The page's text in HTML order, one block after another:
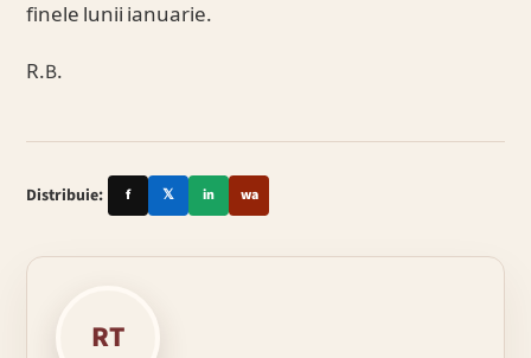
finele lunii ianuarie.
R.B.
Distribuie: f 𝕏 in wa
RT